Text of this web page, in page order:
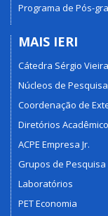
Programa de Pós-
MAIS IERI
Cátedra Sérgio
Núcleos de Pesquisa
Coordenação de
Diretórios
ACPE Empresa Jr.
Grupos de Pesquisa
Laboratórios
PET Economia